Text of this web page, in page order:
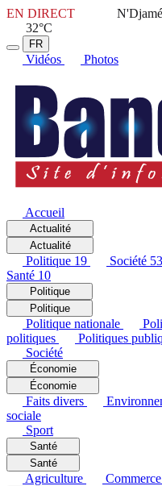
EN DIRECT
32°C
FR
Vidéos Photos
Accueil
Actualité
Actualité
Politique 19 Société 53
Santé 10
Politique
Politique
Politique nationale
politiques
Politiques
Société
Économie
Économie
Faits divers
sociale
Sport
Santé
Santé
Agriculture Commerce